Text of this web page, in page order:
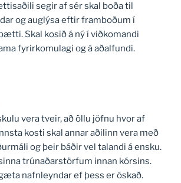
segir af sér skal boða til
og auglýsa eftir framboðum í
Skal kosið á ný í viðkomandi
fyrirkomulagi og á aðalfundi.
vera tveir, að öllu jöfnu hvor af
kosti skal annar aðilinn vera með
og þeir báðir vel talandi á ensku.
trúnaðarstörfum innan kórsins.
nafnleyndar ef þess er óskað.